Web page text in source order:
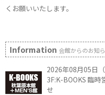
くお願いいたします。
Information会館からのお知
2026年08月05日（
3F:K-BOOKS 臨
せ